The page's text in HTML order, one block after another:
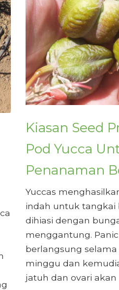
Kiasan Seed
Pod Yucca
Penanaman
Yuccas
indah untuk tangkai
dihiasi dengan
menggantung.
berlangsung selama
minggu dan
jatuh dan ovari akan